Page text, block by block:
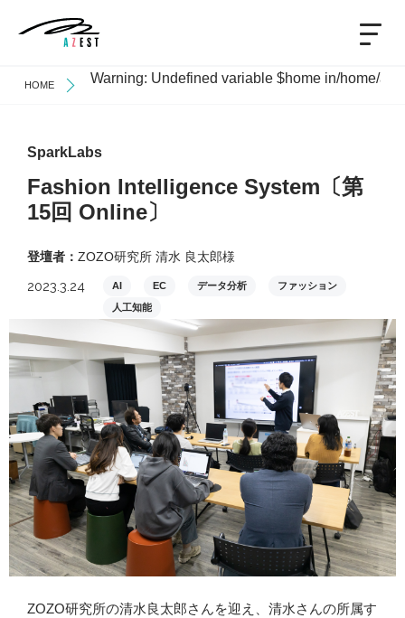
HOME Warning: Undefined variable $home in/home/
SparkLabs
Fashion Intelligence System〔第
15回 Online〕
登壇者： ZOZO研究所 清水 良太郎様
2023.3.24 AI EC データ分析
ファッション
人工知能
ZOZO研究所の清水良太郎さんを迎え、清水さんの所属す